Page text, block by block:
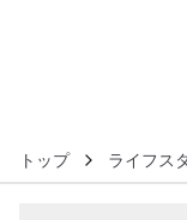
トップ ライフス